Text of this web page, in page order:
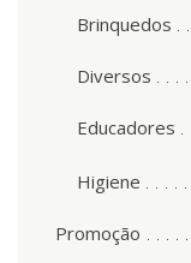
Brinquedos
Diversos
Educadores
Higiene
Promoção